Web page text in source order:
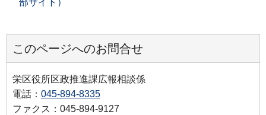
部サイト）
このページへのお問合せ
栄区役所区政推進課広報相談係
電話： 045-894-8335
ファクス：045-894-9127